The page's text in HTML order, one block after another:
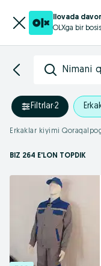
Ilovada
OLXga bir
Nimani
Filtrlar·2
Erkaklar kiyimi
BIZ 264 E'LON TOPDIK